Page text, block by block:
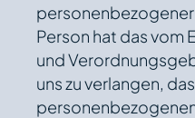
Person hat das vom
und
uns zu verlangen,